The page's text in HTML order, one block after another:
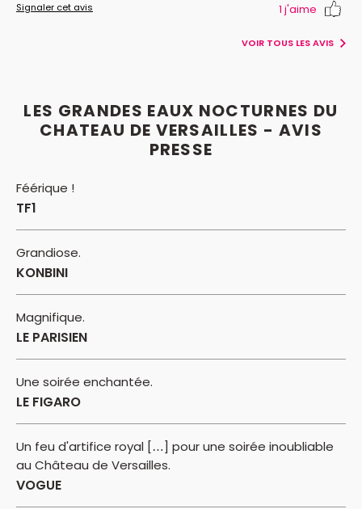
Signaler cet avis 1 j'aime
VOIR TOUS LES AVIS
LES GRANDES EAUX NOCTURNES DU
CHATEAU DE VERSAILLES - AVIS
PRESSE
Féérique !
TF1
Grandiose.
KONBINI
Magnifique.
LE PARISIEN
Une soirée enchantée.
LE FIGARO
Un feu d'artifice royal […] pour une soirée inoubliable
au Château de Versailles.
VOGUE